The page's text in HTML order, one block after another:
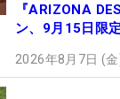
『ARIZONA
ン、9月15日限
2026年8月7日 (